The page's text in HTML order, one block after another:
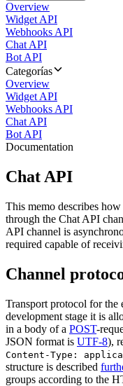
Overview
Widget API
Webhooks API
Chat API
Bot API
Categorías
Overview
Widget API
Webhooks API
Chat API
Bot API
Documentation
Chat API
This memo describes
through the Chat API
API channel is
required capable of
Channel
Transport protocol for the
development stage it is
in a body of a POST-
JSON format is UTF-8),
Content-Type:
structure is described
groups according to the